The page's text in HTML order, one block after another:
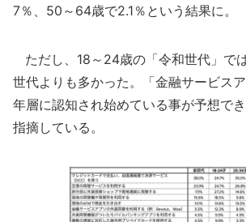
7％、50～64歳で2.1％という結果に。
ただし、18～24歳の「令和世代」で
世代よりも多かった。「金融サービス
年層に認知され始めている事が予想で
指摘している。